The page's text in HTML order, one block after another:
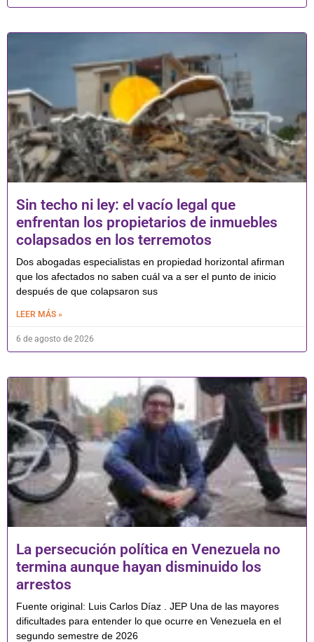
Sin techo ni ley: el vacío legal que
enfrentan los propietarios de inmuebles
colapsados en los terremotos
Dos abogadas especialistas en propiedad horizontal afirman
que los afectados no saben cuál va a ser el punto de inicio
después de que colapsaron sus
LEER MÁS »
6 de agosto de 2026
La persecución política en Venezuela no
termina aunque hayan disminuido los
arrestos
Fuente original: Luis Carlos Díaz . JEP Una de las mayores
dificultades para entender lo que ocurre en Venezuela en el
segundo semestre de 2026